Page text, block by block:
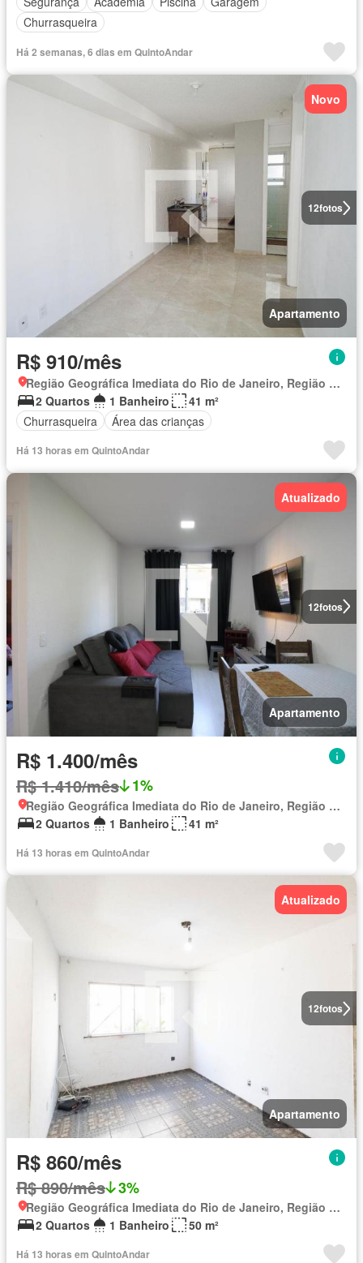
Churrasqueira
Há 2 semanas, 6 dias em QuintoAndar
12fotos
Novo
Apartamento
R$ 910/mês
Região Geográfica Imediata do Rio de Janeiro, Região Metropolitana do Rio de Janeiro
2 Quartos
1 Banheiro
41 m²
Churrasqueira
Área das crianças
Há 13 horas em QuintoAndar
12fotos
Atualizado
Apartamento
R$ 1.400/mês
R$ 1.410/mês 1%
Região Geográfica Imediata do Rio de Janeiro, Região Metropolitana do Rio de Janeiro
2 Quartos
1 Banheiro 41 m²
Há 13 horas em QuintoAndar
12fotos
Atualizado
Apartamento
R$ 860/mês
R$ 890/mês 3%
Região Geográfica Imediata do Rio de Janeiro, Região Metropolitana do Rio de Janeiro
2 Quartos
1 Banheiro 50 m²
Há 13 horas em QuintoAndar